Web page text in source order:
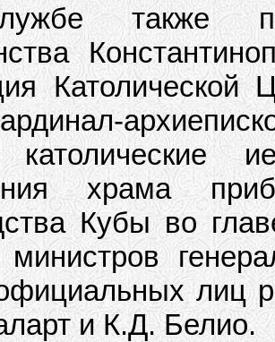
также
Католической
католические
храма
Кубы во
министров
лиц
и К.Д. Белио.